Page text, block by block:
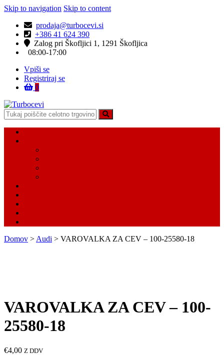
Skip to navigation Skip to content
prodaja@turbocevi.si
+386 41 624 390
Zalog pri Škofljici 1, 1291 Škofljica
08:00-17:00
Vpiši se
Registriraj se
0
Turbocevi
Turbo ideal – turbo cevi
Domov > Audi > VAROVALKA ZA CEV – 100-25580-18
VAROVALKA ZA CEV – 100-
25580-18
€4,00 Z DDV